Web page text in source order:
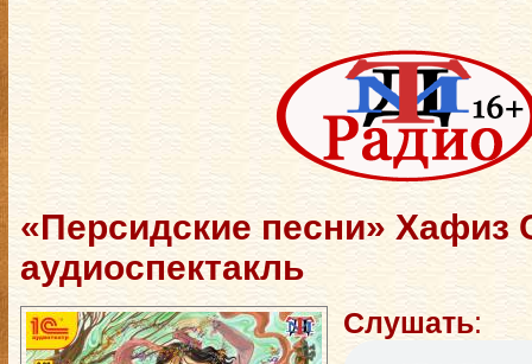
«Персидские песни»
аудиоспектакль
Слушать: